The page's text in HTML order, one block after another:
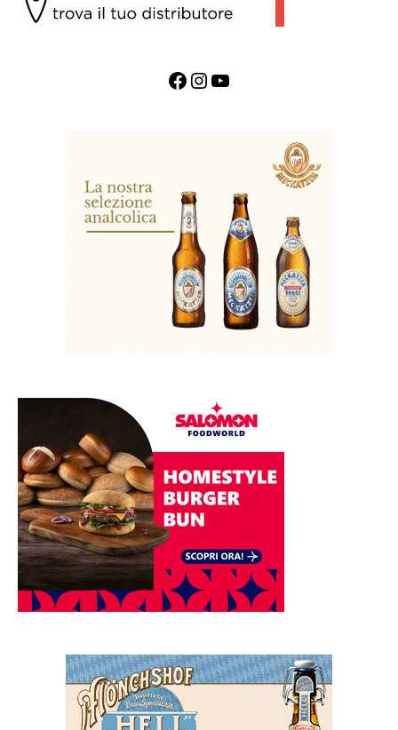
Facebook InstagramYouTube